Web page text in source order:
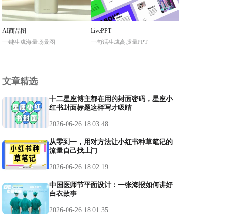
AI商品图
一键生成海量场景图
LivePPT
一句话生成高质量PPT
文章精选
十二星座博主都在用的封面密码，星座小
红书封面标题这样写才吸睛
2026-06-26 18:03:48
从零到一，用对方法让小红书种草笔记的
流量自己找上门
2026-06-26 18:02:19
中国医师节平面设计：一张海报如何讲好
白衣故事
2026-06-26 18:01:35